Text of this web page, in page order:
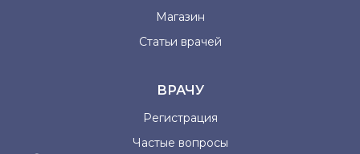
Магазин
Статьи врачей
ВРАЧУ
Регистрация
Частые вопросы